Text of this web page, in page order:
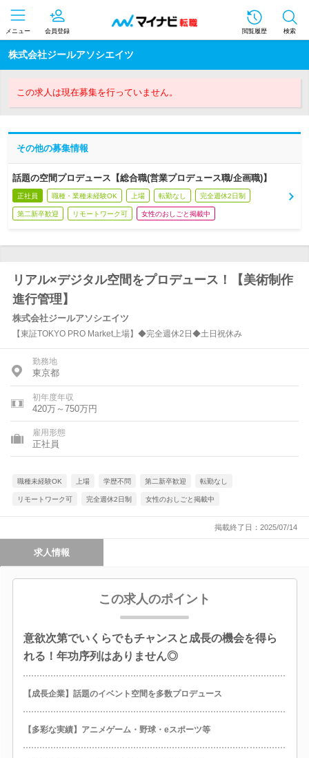
メニュー 会員登録 閲覧履歴 検索
株式会社ジールアソシエイツ
この求人は現在募集を行っていません。
その他の募集情報
話題の空間プロデュース【総合職(営業プロデュース職/企画職)】
正社員 職種・業種未経験OK 上場 転勤なし 完全週休2日制
第二新卒歓迎 リモートワーク可 女性のおしごと掲載中
リアル×デジタル空間をプロデュース！【美術制作
進行管理】
株式会社ジールアソシエイツ
【東証TOKYO PRO Market上場】◆完全週休2日◆土日祝休み
勤務地
東京都
初年度年収
420万～750万円
雇用形態
正社員
職種未経験OK 上場 学歴不問 第二新卒歓迎 転勤なし
リモートワーク可 完全週休2日制 女性のおしごと掲載中
掲載終了日：2025/07/14
求人情報
この求人のポイント
意欲次第でいくらでもチャンスと成長の機会を得ら
れる！年功序列はありません◎
【成長企業】話題のイベント空間を多数プロデュース
【多彩な実績】アニメゲーム・野球・eスポーツ等